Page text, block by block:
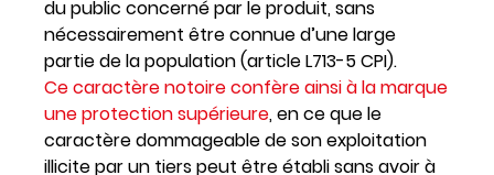
du public concerné par le produit, sans
nécessairement être connue d’une large
partie de la population (article L713-5 CPI).
Ce caractère notoire confère ainsi à la marque
une protection supérieure, en ce que le
caractère dommageable de son exploitation
illicite par un tiers peut être établi sans avoir à